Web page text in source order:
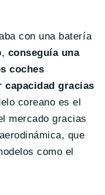
con una batería
conseguía una
coches
capacidad gracias
coreano es el
mercado gracias
que
como el